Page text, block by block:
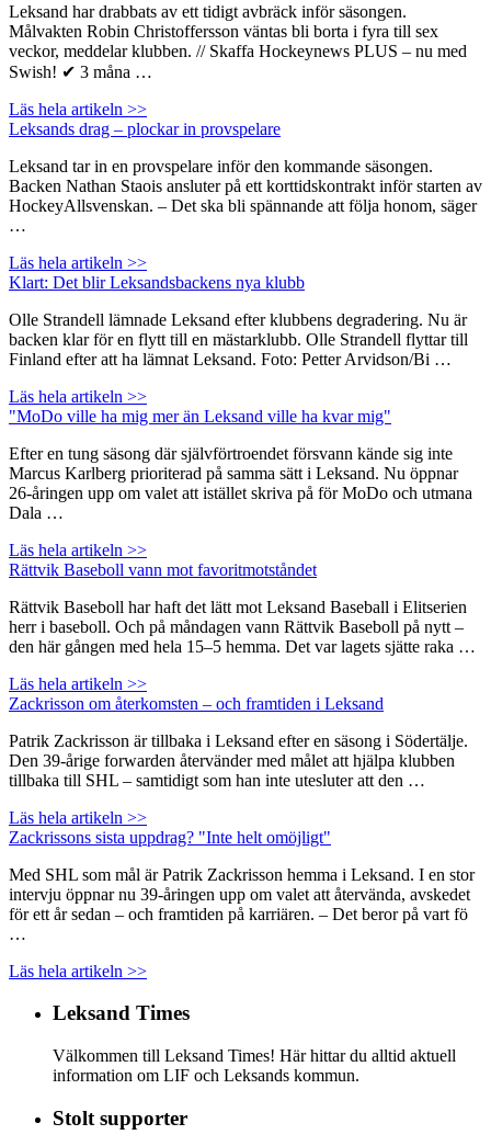
Leksand har drabbats av ett tidigt avbräck inför säsongen.
Målvakten Robin Christoffersson väntas bli borta i fyra till sex
veckor, meddelar klubben. // Skaffa Hockeynews PLUS – nu med
Swish! ✔ 3 måna …
Läs hela artikeln >>
Leksands drag – plockar in provspelare
Leksand tar in en provspelare inför den kommande säsongen.
Backen Nathan Staois ansluter på ett korttidskontrakt inför starten av
HockeyAllsvenskan. – Det ska bli spännande att följa honom, säger
…
Läs hela artikeln >>
Klart: Det blir Leksandsbackens nya klubb
Olle Strandell lämnade Leksand efter klubbens degradering. Nu är
backen klar för en flytt till en mästarklubb. Olle Strandell flyttar till
Finland efter att ha lämnat Leksand. Foto: Petter Arvidson/Bi …
Läs hela artikeln >>
"MoDo ville ha mig mer än Leksand ville ha kvar mig"
Efter en tung säsong där självförtroendet försvann kände sig inte
Marcus Karlberg prioriterad på samma sätt i Leksand. Nu öppnar
26-åringen upp om valet att istället skriva på för MoDo och utmana
Dala …
Läs hela artikeln >>
Rättvik Baseboll vann mot favoritmotståndet
Rättvik Baseboll har haft det lätt mot Leksand Baseball i Elitserien
herr i baseboll. Och på måndagen vann Rättvik Baseboll på nytt –
den här gången med hela 15–5 hemma. Det var lagets sjätte raka …
Läs hela artikeln >>
Zackrisson om återkomsten – och framtiden i Leksand
Patrik Zackrisson är tillbaka i Leksand efter en säsong i Södertälje.
Den 39-årige forwarden återvänder med målet att hjälpa klubben
tillbaka till SHL – samtidigt som han inte utesluter att den …
Läs hela artikeln >>
Zackrissons sista uppdrag? "Inte helt omöjligt"
Med SHL som mål är Patrik Zackrisson hemma i Leksand. I en stor
intervju öppnar nu 39-åringen upp om valet att återvända, avskedet
för ett år sedan – och framtiden på karriären. – Det beror på vart fö
…
Läs hela artikeln >>
Leksand Times
Välkommen till Leksand Times! Här hittar du alltid aktuell
information om LIF och Leksands kommun.
Stolt supporter